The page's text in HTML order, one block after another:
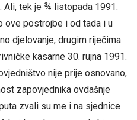
Ali, tek je ¾ listopada 1991.
ove postrojbe i od tada i u
djelovanje, drugim riječima
kasarne 30. rujna 1991.
nije prije osnovano,
zapovjednika ovdašnje
zvali su me i na sjednice